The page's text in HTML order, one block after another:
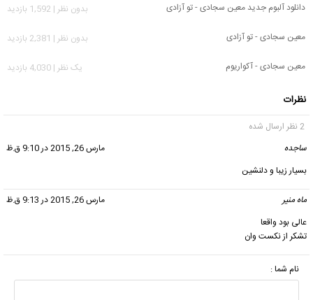
دانلود آلبوم جدید معین سجادی - تو آزادی
بدون نظر | 1,592 بازدید
معین سجادی - تو آزادی
بدون نظر | 2,381 بازدید
معین سجادی - آکواریوم
يک نظر | 4,030 بازدید
نظرات
2 نظر ارسال شده
ساجده
مارس 26, 2015 در 9:10 ق.ظ
بسیار زیبا و دلنشین
ماه منیر
مارس 26, 2015 در 9:13 ق.ظ
عالی بود واقعا
تشکر از نکست وان
نام شما :